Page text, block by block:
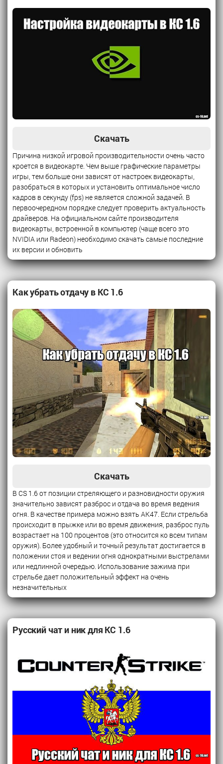
Скачать
Причина низкой игровой производительности очень часто
кроется в видеокарте. Чем выше графические параметры
игры, тем больше они зависят от настроек видеокарты,
разобраться в которых и установить оптимальное число
кадров в секунду (fps) не является сложной задачей. В
первоочередном порядке следует проверить актуальность
драйверов. На официальном сайте производителя
видеокарты, встроенной в компьютер (чаще всего это
NVIDIA или Radeon) необходимо скачать самые последние
их версии и обновить
Как убрать отдачу в КС 1.6
Скачать
В CS 1.6 от позиции стреляющего и разновидности оружия
значительно зависят разброс и отдача во время ведения
огня. В качестве примера можно взять АК47. Если стрельба
происходит в прыжке или во время движения, разброс пуль
возрастает на 100 процентов (это относится ко всем типам
оружия). Более удобный и точный результат достигается в
положении стоя и ведении огня однократными выстрелами
или недлинной очередью. Использование зажима при
стрельбе дает положительный эффект на очень
незначительных
Русский чат и ник для КС 1.6